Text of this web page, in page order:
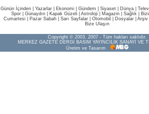
Günün İçinden Yazarlar Ekonomi Gündem Siyaset Dünya |
Spor
Günaydın Kapak Güzeli Astroloji Magazin Sağlık
Cumartesi
Pazar Sabah Sarı Sayfalar Otomobil Dosyalar Arşiv
Bize Ulaşın
Copyright © 2003, 2007 - Tüm hakları saklıdır.
MERKEZ GAZETE DERGİ BASIM YAYINCILIK SANAYİ VE
Üretim ve Tasarım